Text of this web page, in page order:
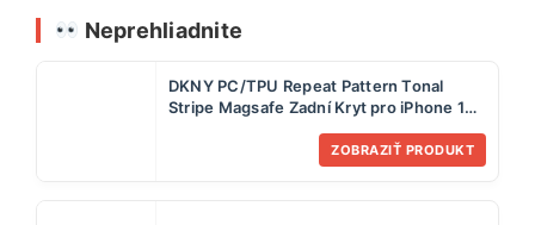
Neprehliadnite
DKNY PC/TPU Repeat Pattern Tonal
Stripe Magsafe Zadní Kryt pro iPhone 15
ZOBRAZIŤ PRODUKT